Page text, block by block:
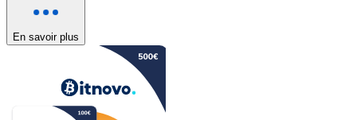
En savoir plus